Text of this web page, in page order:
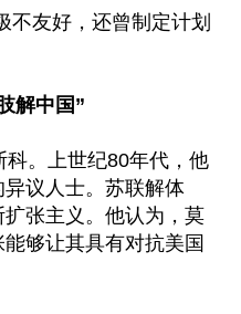
不友好，还曾制定计划
解中国”
。上世纪80年代，他
议人士。苏联解体
张主义。他认为，莫
够让其具有对抗美国